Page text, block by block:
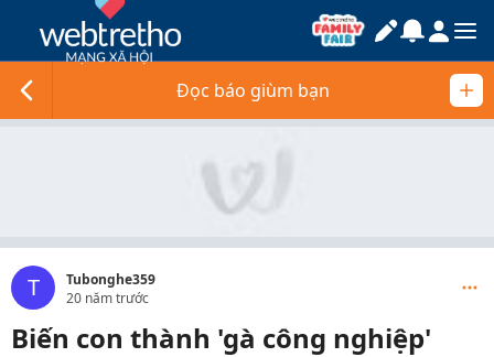
Đọc báo giùm bạn
T
Tubonghe359
20 năm trước
Biến con thành 'gà công nghiệp'